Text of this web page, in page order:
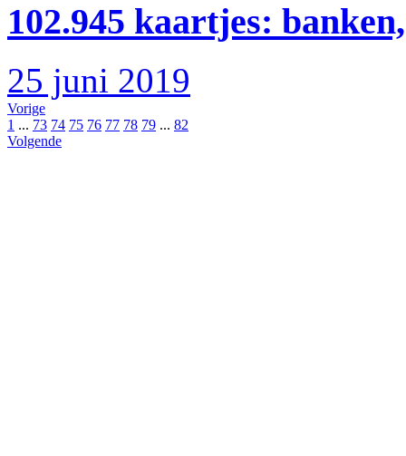
102.945 kaartjes:
25 juni 2019
Vorige
1 ... 73 74 75 76 77 78 79 ... 82
Volgende